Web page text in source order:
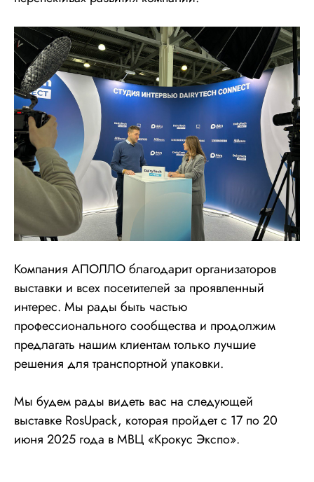
Компания АПОЛЛО благодарит организаторов
выставки и всех посетителей за проявленный
интерес. Мы рады быть частью
профессионального сообщества и продолжим
предлагать нашим клиентам только лучшие
решения для транспортной упаковки.
Мы будем рады видеть вас на следующей
выставке RosUpack, которая пройдет с 17 по 20
июня 2025 года в МВЦ «Крокус Экспо».